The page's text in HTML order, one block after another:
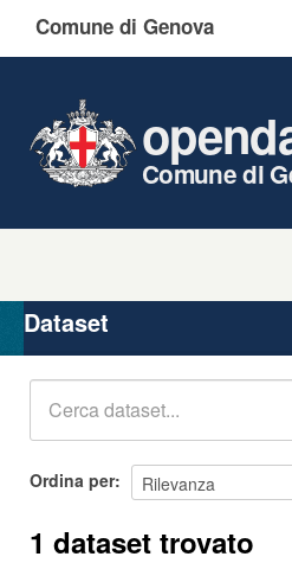
Comune di Genova
Comune di
Organizzazioni
Gruppi
Dataset
Ordina per
1 dataset trovato